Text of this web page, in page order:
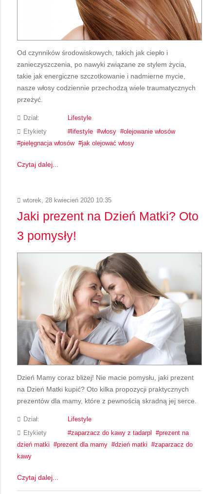
Od czynników środowiskowych, takich jak ciepło i
zanieczyszczenia, po nawyki związane ze stylem życia,
takie jak energiczne szczotkowanie i nadmierne mycie,
nasze włosy codziennie przechodzą wiele traumatycznych
przeżyć.
Dział:
Lifestyle
Etykiety
lifestyle włosy
olejowanie włosów
pielęgnacja włosów
jak olejować włosy
Czytaj dalej...
wtorek, 28 kwiecień 2020 10:35
Jaki prezent na Dzień Matki? Oto
3 pomysły!
Dzień Mamy coraz bliżej! Nie macie pomysłu, jaki prezent
na Dzień Matki kupić? Oto kilka propozycji praktycznych
prezentów dla mamy, które z pewnością skradną jej serce.
Dział:
Lifestyle
Etykiety
zaparzacz do kawy z tadarpl
prezent na
dzień matki
prezent dla mamy dzień matki
zaparzacz do
kawy
Czytaj dalej...